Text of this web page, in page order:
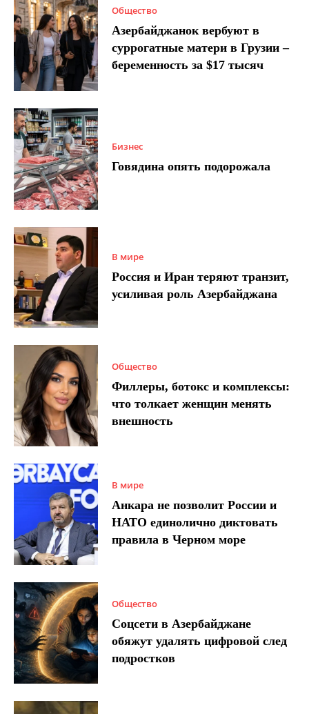
Общество
Азербайджанок вербуют в
суррогатные матери в Грузии –
беременность за $17 тысяч
Бизнес
Говядина опять подорожала
В мире
Россия и Иран теряют транзит,
усиливая роль Азербайджана
Общество
Филлеры, ботокс и комплексы:
что толкает женщин менять
внешность
В мире
Анкара не позволит России и
НАТО единолично диктовать
правила в Черном море
Общество
Соцсети в Азербайджане
обяжут удалять цифровой след
подростков